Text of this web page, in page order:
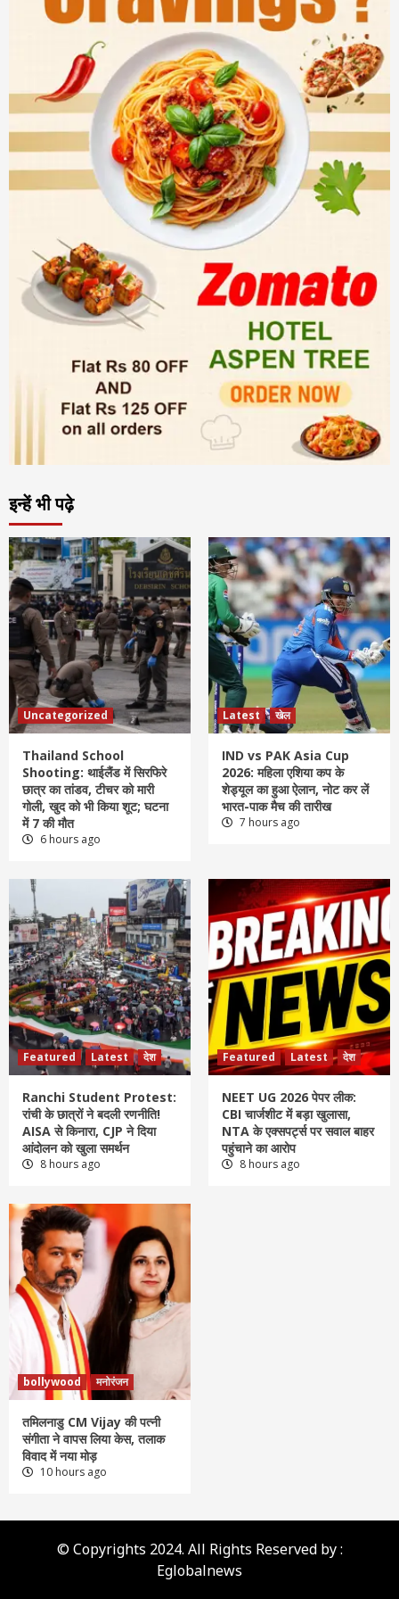
इन्हें भी पढ़े
Uncategorized
Thailand School
Shooting: थाईलैंड में सिरफिरे
छात्र का तांडव, टीचर को मारी
गोली, खुद को भी किया शूट; घटना
में 7 की मौत
6 hours ago
Latest खेल
IND vs PAK Asia Cup
2026: महिला एशिया कप के
शेड्यूल का हुआ ऐलान, नोट कर लें
भारत-पाक मैच की तारीख
7 hours ago
Featured Latest देश
Ranchi Student Protest:
रांची के छात्रों ने बदली रणनीति!
AISA से किनारा, CJP ने दिया
आंदोलन को खुला समर्थन
8 hours ago
Featured Latest देश
NEET UG 2026 पेपर लीक:
CBI चार्जशीट में बड़ा खुलासा,
NTA के एक्सपर्ट्स पर सवाल बाहर
पहुंचाने का आरोप
8 hours ago
bollywood मनोरंजन
तमिलनाडु CM Vijay की पत्नी
संगीता ने वापस लिया केस, तलाक
विवाद में नया मोड़
10 hours ago
© Copyrights 2024. All Rights Reserved by :
Eglobalnews